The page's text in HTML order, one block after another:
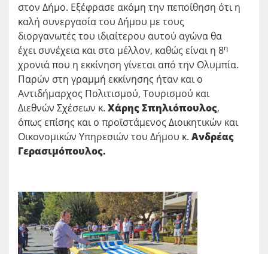
στον Δήμο. Εξέφρασε ακόμη την πεποίθηση ότι η
καλή συνεργασία του Δήμου με τους
διοργανωτές του ιδιαίτερου αυτού αγώνα θα
έχει συνέχεια και στο μέλλον, καθώς είναι η 8η
χρονιά που η εκκίνηση γίνεται από την Ολυμπία.
Παρών στη γραμμή εκκίνησης ήταν και ο
Αντιδήμαρχος Πολιτισμού, Τουρισμού και
Διεθνών Σχέσεων κ. Χάρης Σπηλιόπουλος,
όπως επίσης και ο προϊστάμενος Διοικητικών και
Οικονομικών Υπηρεσιών του Δήμου κ. Ανδρέας
Γερασιμόπουλος.